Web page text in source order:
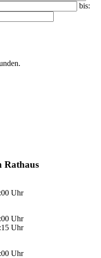
bis:
Rathaus
Uhr
Uhr
Uhr
Uhr